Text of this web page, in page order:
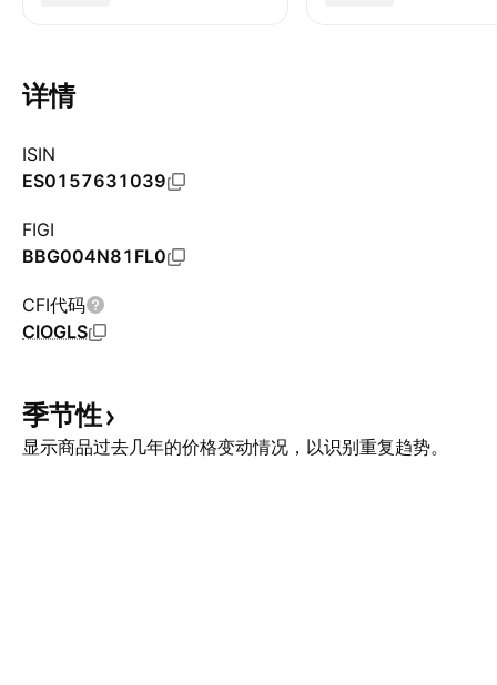
详情
ISIN
ES0157631039
FIGI
BBG004N81FL0
CFI代码
CIOGLS
季节性
显示商品过去几年的价格变动情况，以识别重复趋势。